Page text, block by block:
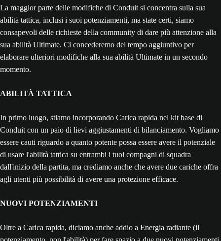
La maggior parte delle modifiche di Conduit si concentra sulla sua
abilità tattica, inclusi i suoi potenziamenti, ma state certi, siamo
consapevoli delle richieste della community di dare più attenzione alla
sua abilità Ultimate. Ci concederemo del tempo aggiuntivo per
elaborare ulteriori modifiche alla sua abilità Ultimate in un secondo
momento.
ABILITÀ TATTICA
In primo luogo, stiamo incorporando Carica rapida nel kit base di
Conduit con un paio di lievi aggiustamenti di bilanciamento. Vogliamo
essere cauti riguardo a quanto potente possa essere avere il potenziale
di usare l'abilità tattica su entrambi i tuoi compagni di squadra
dall'inizio della partita, ma crediamo anche che avere due cariche offra
agli utenti più possibilità di avere una protezione efficace.
NUOVI POTENZIAMENTI
Oltre a Carica rapida, diciamo anche addio a Energia radiante (il